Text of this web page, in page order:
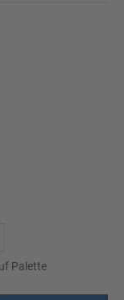
Palette